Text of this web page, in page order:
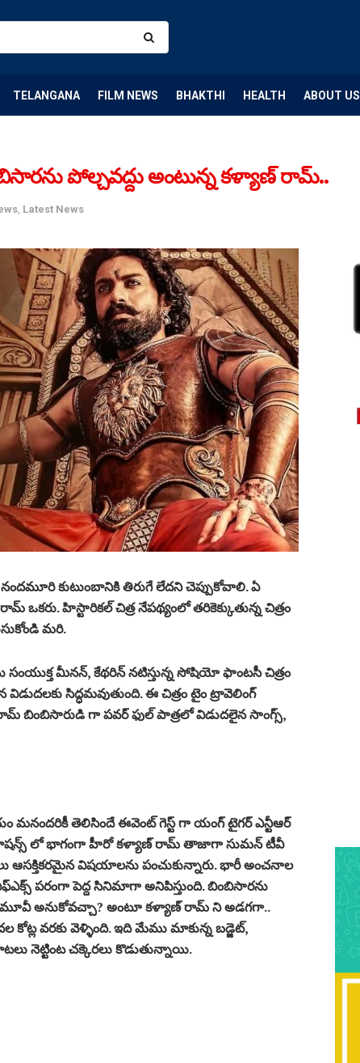
TELANGANA FILM NEWS BHAKTHI HEALTH ABOUT US
పోల్చవద్దు అంటున్న కళ్యాణ్ రామ్..
, Latest News
కుటుంబానికి తిరుగే లేదని చెప్పుకోవాలి. ఏ
హిస్టారికల్ చిత్ర నేపథ్యంలో తరికెక్కుతున్న చిత్రం
మరి.
సంయుక్త మీనన్, కేథరిన్ నటిస్తున్న సోషియో ఫాంటసీ చిత్రం
సిద్ధమవుతుంది. ఈ చిత్రం టైం ట్రావెలింగ్
బింబిసారుడి గా పవర్ ఫుల్ పాత్రలో విడుదలైన సాంగ్స్,
తెలిసిందే ఈవెంట్ గెస్ట్ గా యంగ్ టైగర్ ఎన్టీఆర్
లో భాగంగా హీరో కళ్యాణ్ రామ్ తాజాగా సుమన్ టీవీ
విషయాలను పంచుకున్నారు. భారీ అంచనాల
పరంగా పెద్ద సినిమాగా అనిపిస్తుంది. బింబిసారను
అనుకోవచ్చా? అంటూ కళ్యాణ్ రామ్ ని అడగగా..
వరకు వెళ్ళింది. ఇది మేము మాకున్న బడ్జెట్,
నెట్టింట చక్కెరలు కొడుతున్నాయి.